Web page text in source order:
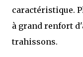
caractéristique.
à grand renfort
trahissons.